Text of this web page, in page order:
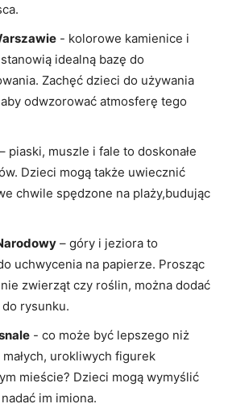
‌- kolorowe kamienice‍ i
idealną bazę do⁤
Zachęć dzieci do używania
odwzorować atmosferę tego
– piaski, ‍muszle i fale to doskonałe
Dzieci mogą ⁤także ‍uwiecznić
chwile spędzone na plaży,budując
– góry i jeziora to
uchwycenia​ na⁢ papierze. Prosząc
zwierząt czy ⁢roślin,⁤ można‍ dodać
⁤rysunku.
⁣-‍ co może być‍ lepszego​ niż
urokliwych figurek⁢
mieście? Dzieci mogą wymyślić
im imiona.